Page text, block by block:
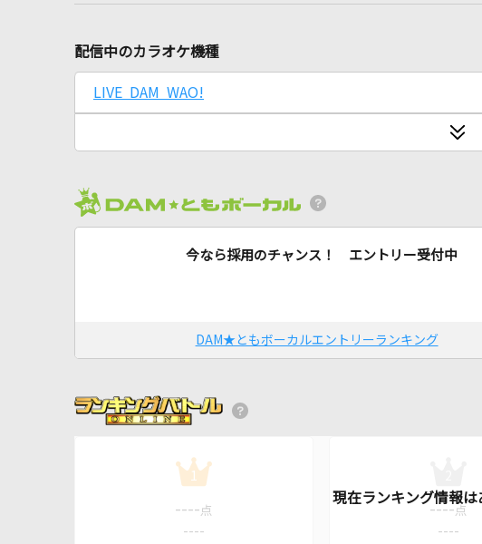
配信中のカラオケ機種
LIVE DAM WAO!
今なら採用のチャンス！ エントリー受付中
DAM★ともボーカルエントリーランキング
1
---- 点
----
---- 点
----